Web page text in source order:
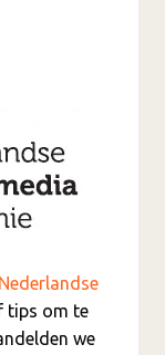
Nederlandse
tips om te
we